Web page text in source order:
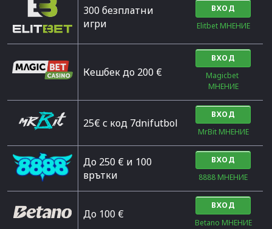
300 безплатни
игри
ВХОД
Elitbet МНЕНИЕ
Кешбек до 200 €
ВХОД
Magicbet
МНЕНИЕ
25€ с код 7dnifutbol
ВХОД
MrBit МНЕНИЕ
До 250 € и 100
врътки
ВХОД
8888 МНЕНИЕ
Дo 100 €
ВХОД
Betano МНЕНИЕ